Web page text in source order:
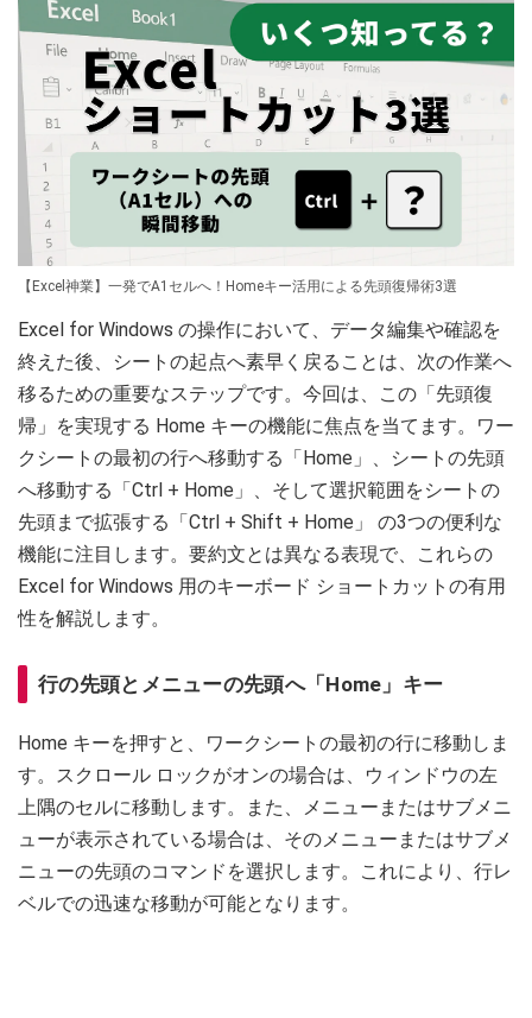
【Excel神業】一発でA1セルへ！Homeキー活用による先頭復帰術3選
Excel for Windows の操作において、データ編集や確認を
終えた後、シートの起点へ素早く戻ることは、次の作業へ
移るための重要なステップです。今回は、この「先頭復
帰」を実現する Home キーの機能に焦点を当てます。ワー
クシートの最初の行へ移動する「Home」、シートの先頭
へ移動する「Ctrl + Home」、そして選択範囲をシートの
先頭まで拡張する「Ctrl + Shift + Home」 の3つの便利な
機能に注目します。要約文とは異なる表現で、これらの
Excel for Windows 用のキーボード ショートカットの有用
性を解説します。
行の先頭とメニューの先頭へ「Home」キー
Home キーを押すと、ワークシートの最初の行に移動しま
す。スクロール ロックがオンの場合は、ウィンドウの左
上隅のセルに移動します。また、メニューまたはサブメニ
ューが表示されている場合は、そのメニューまたはサブメ
ニューの先頭のコマンドを選択します。これにより、行レ
ベルでの迅速な移動が可能となります。